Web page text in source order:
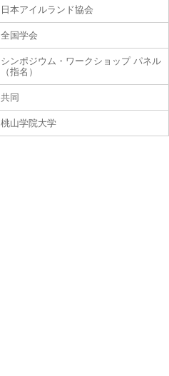
日本アイルランド協会
全国学会
シンポジウム・ワークショップ パネル
（指名）
共同
桃山学院大学